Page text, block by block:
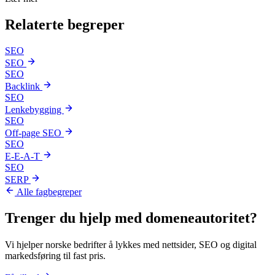
Relaterte begreper
SEO
SEO
SEO
Backlink
SEO
Lenkebygging
SEO
Off-page SEO
SEO
E-E-A-T
SEO
SERP
Alle fagbegreper
Trenger du hjelp med domeneautoritet?
Vi hjelper norske bedrifter å lykkes med nettsider, SEO og digital
markedsføring til fast pris.